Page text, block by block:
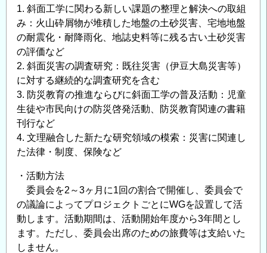
1. 斜面工学に関わる新しい課題の整理と解決への取組
み：火山砕屑物が堆積した地盤の土砂災害、宅地地盤
の耐震化・耐降雨化、地誌史料等に残る古い土砂災害
の評価など
2. 斜面災害の調査研究：既往災害（伊豆大島災害等）
に対する継続的な調査研究を含む
3. 防災教育の推進ならびに斜面工学の普及活動：児童
生徒や市民向けの防災啓発活動、防災教育関連の書籍
刊行など
4. 文理融合した新たな研究領域の模索：災害に関連し
た法律・制度、保険など
・活動方法
委員会を2～3ヶ月に1回の割合で開催し、委員会で
の議論によってプロジェクトごとにWGを設置して活
動します。活動期間は、活動開始年度から3年間とし
ます。ただし、委員会出席のための旅費等は支給いた
しません。